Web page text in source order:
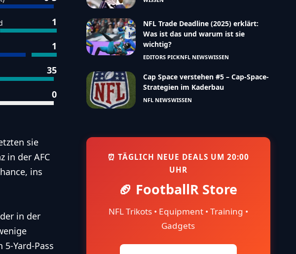
1
1
35
0
sie
in der AFC
ins
in der
Yard-Pass
NFL Trade Deadline (2025) erklärt:
Was ist das und warum ist sie
wichtig?
EDITORS PICKNFL NEWSWISSEN
Cap Space verstehen #5 – Cap-Space-
Strategien im Kaderbau
NFL NEWSWISSEN
⏰ TÄGLICH NEUE DEALS UM 20:00
UHR
🏈 FootballR Store
NFL Trikots • Equipment • Training •
Gadgets